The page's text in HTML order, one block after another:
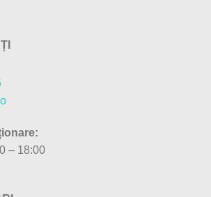
– 18:00